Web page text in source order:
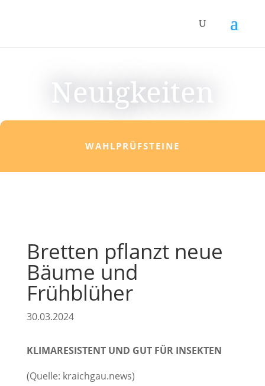
Neuigkeiten
WAHLPRÜFSTEINE
Bretten pflanzt neue
Bäume und
Frühblüher
30.03.2024
KLIMARESISTENT UND GUT FÜR INSEKTEN
(Quelle: kraichgau.news)